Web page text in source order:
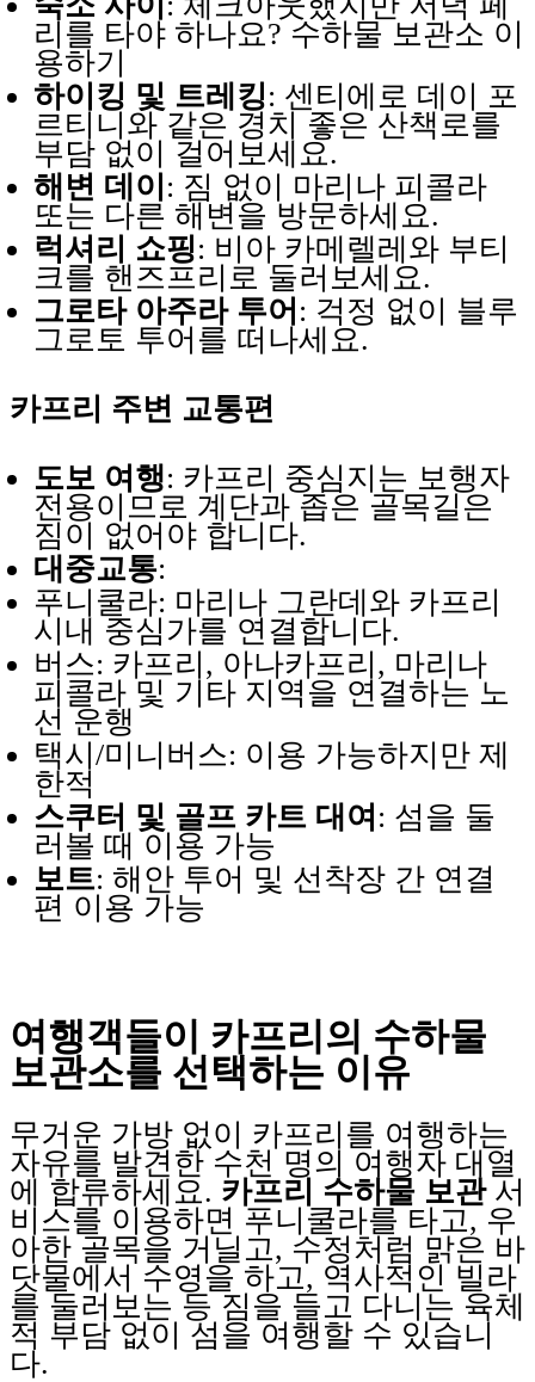
리를 타야 하나요? 수하물 보관소 이
용하기
하이킹 및 트레킹: 센티에로 데이 포
르티니와 같은 경치 좋은 산책로를
부담 없이 걸어보세요.
해변 데이 : 짐 없이 마리나 피콜라
또는 다른 해변을 방문하세요.
럭셔리 쇼핑: 비아 카메렐레와 부티
크를 핸즈프리로 둘러보세요.
그로타 아주라 투어 : 걱정 없이 블루
그로토 투어를 떠나세요.
카프리 주변 교통편
도보 여행: 카프리 중심지는 보행자
전용이므로 계단과 좁은 골목길은
짐이 없어야 합니다.
대중교통:
푸니쿨라: 마리나 그란데와 카프리
시내 중심가를 연결합니다.
버스: 카프리, 아나카프리, 마리나
피콜라 및 기타 지역을 연결하는 노
선 운행
택시/미니버스: 이용 가능하지만 제
한적
스쿠터 및 골프 카트 대여 : 섬을 둘
러볼 때 이용 가능
보트: 해안 투어 및 선착장 간 연결
편 이용 가능
여행객들이 카프리의 수하물
보관소를 선택하는 이유
무거운 가방 없이 카프리를 여행하는
자유를 발견한 수천 명의 여행자 대열
에 합류하세요. 카프리 수하물 보관서
비스를 이용하면 푸니쿨라를 타고, 우
아한 골목을 거닐고, 수정처럼 맑은 바
닷물에서 수영을 하고, 역사적인 빌라
를 둘러보는 등 짐을 들고 다니는 육체
적 부담 없이 섬을 여행할 수 있습니
다.